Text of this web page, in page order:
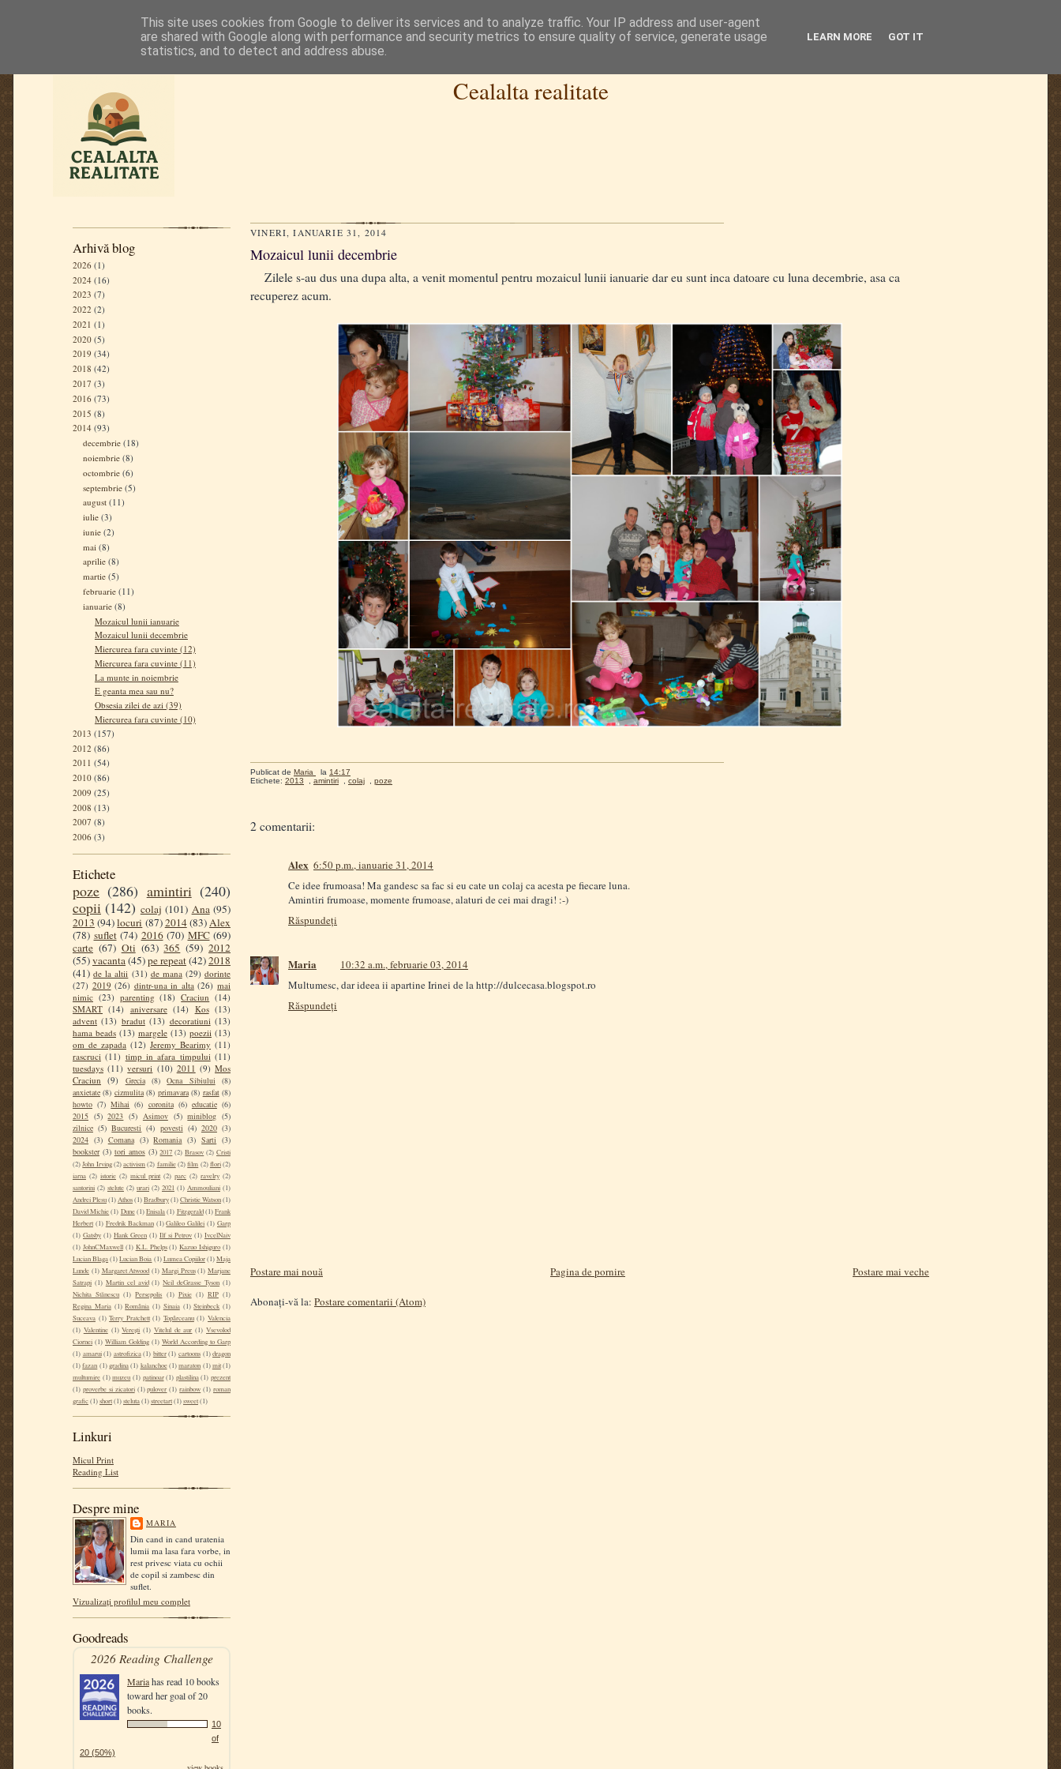
Cealalta realitate
Arhivă blog
2026 (1)
2024 (16)
2023 (7)
2022 (2)
2021 (1)
2020 (5)
2019 (34)
2018 (42)
2017 (3)
2016 (73)
2015 (8)
2014 (93)
decembrie (18)
noiembrie (8)
octombrie (6)
septembrie (5)
august (11)
iulie (3)
iunie (2)
mai (8)
aprilie (8)
martie (5)
februarie (11)
ianuarie (8)
Mozaicul lunii ianuarie
Mozaicul lunii decembrie
Miercurea fara cuvinte (12)
Miercurea fara cuvinte (11)
La munte in noiembrie
E geanta mea sau nu?
Obsesia zilei de azi (39)
Miercurea fara cuvinte (10)
2013 (157)
2012 (86)
2011 (54)
2010 (86)
2009 (25)
2008 (13)
2007 (8)
2006 (3)
Etichete
poze (286) amintiri (240)
copii (142) colaj (101) Ana (95)
2013 (94)locuri (87)2014(83)Alex
(78) suflet (74) 2016 (70) MFC (69)
carte (67) Oti (63) 365 (59) 2012
(55)vacanta(45)pe repeat(42)2018
(41) de la altii (31) de mana (29) dorinte
(27) 2019 (26) dintr-una in alta (26) mai
nimic (23) parenting (18) Craciun (14)
SMART (14) aniversare (14) Kos (13)
advent (13) bradut (13) decoratiuni (13)
hama beads (13) margele (13) poezii (13)
om de zapada (12) Jeremy Bearimy (11)
rascruci (11) timp in afara timpului (11)
tuesdays (11) versuri (10) 2011 (9) Mos
Craciun
(9) Grecia (8) Ocna Sibiului
(8)
anxietate (8) cizmulita (8) primavara (8) rasfat (8)
howto (7) Mihai (6) coronita (6) educatie (6)
2015 (5) 2023 (5) Asimov (5) miniblog (5)
zilnice (5) Bucuresti (4) povesti (4) 2020 (3)
2024 (3) Comana (3) Romania (3) Sarti (3)
bookster (3) tori amos (3) 2017 (2) Brasov (2) Cristi
(2)John Irving (2)activism (2) familie(2)film (2) flori(2)
iarna (2) istorie (2) micul print (2) parc (2) ravelry (2)
santorini (2) stelute (2) urari (2) 2021 (1) Ammouliani (1)
Andrei Plesu(1)Athos(1)Bradbury(1)Christie Watson(1)
David Michie (1) Dune(1)Enisala (1) Fitzgerald(1)Frank
Herbert (1) Fredrik Backman (1) Galileo Galilei (1) Garp
(1) Gatsby (1) Hank Green (1) Ilf si Petrov (1) IvcelNaiv
(1) JohnCMaxwell (1) K.L. Phelps (1) Kazuo Ishiguro (1)
Lucian Blaga(1)Lucian Boia (1)Lumea Copiilor(1)Maja
Lunde (1) Margaret Atwood (1) Margi Preus (1) Marjane
Satrapi (1) Martin cel avid (1) Neil deGrasse Tyson (1)
Nichita Stănescu (1) Persepolis (1) Pixie (1) RIP (1)
Regina Maria (1) România (1) Sinaia (1) Steinbeck (1)
Suceava (1) Terry Pratchett (1) Topârceanu (1) Valencia
(1) Valentine (1) Verești (1) Vitelul de aur (1) Vsevolod
Ciornei (1) William Golding (1) World According to Garp
(1) amarui (1) astrofizica (1) bitter (1) cartoons (1) dragon
(1)fazan (1)gradina(1) kalanchoe (1)maraton (1) mit(1)
multumire (1) muzeu (1) patinoar (1) plastilina (1) prezent
(1) proverbe si zicatori (1) pulover (1) rainbow (1) roman
grafic(1)short(1)steluta(1)streetart(1)sweet(1)
Linkuri
Micul Print
Reading List
Despre mine
MARIA
Din cand in cand uratenia
lumii ma lasa fara vorbe, in
rest privesc viata cu ochii
de copil si zambesc din
suflet.
Vizualizați profilul meu complet
Goodreads
2026 Reading Challenge
Mariahas read 10 books
toward her goal of 20
books.
10
of
20 (50%)
VINERI, IANUARIE 31, 2014
Mozaicul lunii decembrie
Zilele s-au dus una dupa alta, a venit momentul pentru mozaicul lunii ianuarie dar eu sunt inca datoare cu luna decembrie, asa ca
recuperez acum.
Publicat de Maria la 14:17
Etichete: 2013 , amintiri , colaj , poze
2 comentarii:
Alex 6:50 p.m., ianuarie 31, 2014
Ce idee frumoasa! Ma gandesc sa fac si eu cate un colaj ca acesta pe fiecare luna.
Amintiri frumoase, momente frumoase, alaturi de cei mai dragi! :-)
Răspundeți
Maria
10:32 a.m., februarie 03, 2014
Multumesc, dar ideea ii apartine Irinei de la http://dulcecasa.blogspot.ro
Răspundeți
Postare mai nouă Postare mai veche
Pagina de pornire
Abonați-vă la: Postare comentarii (Atom)
This site uses cookies from Google to deliver its services and to analyze traffic. Your IP address and user-agent
are shared with Google along with performance and security metrics to ensure quality of service, generate usage
statistics, and to detect and address abuse.
LEARN MORE GOT IT